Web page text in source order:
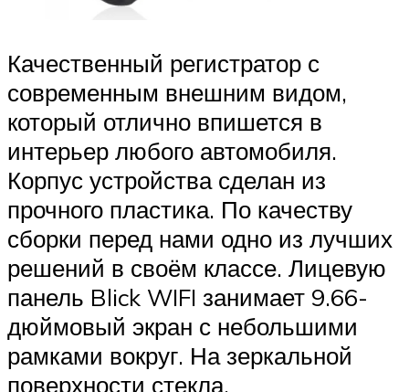
Качественный регистратор с
современным внешним видом,
который отлично впишется в
интерьер любого автомобиля.
Корпус устройства сделан из
прочного пластика. По качеству
сборки перед нами одно из лучших
решений в своём классе. Лицевую
панель Blick WIFI занимает 9.66-
дюймовый экран с небольшими
рамками вокруг. На зеркальной
поверхности стекла,